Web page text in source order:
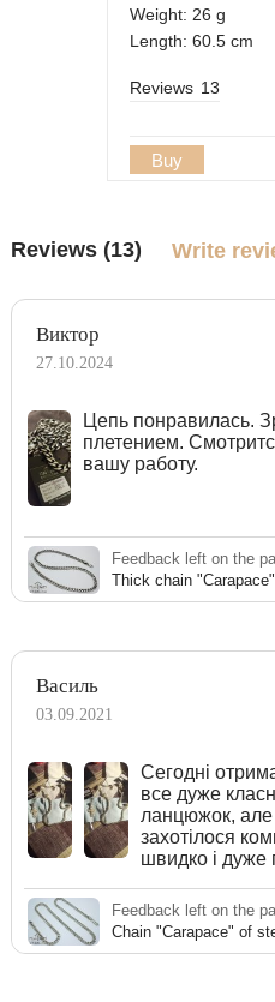
Weight: 26 g
Length: 60.5 cm
Reviews 13
Buy
Reviews (13) Write
Виктор
27.10.2024
Цепь понравилась.
плетением.
вашу работу.
Feedback left on the
Thick chain
Василь
03.09.2021
Сегодні
все дуже
ланцюжок, але
захотілося
швидко і дуже
Feedback left on the
Chain "Carapace" of